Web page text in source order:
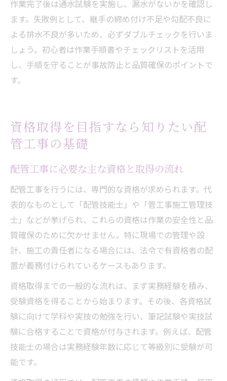
作業完了後は通水試験を実施し、漏水がないかを確認し
ます。失敗例として、継手の締め付け不足や勾配不良に
よる排水不良が多いため、必ずダブルチェックを行いま
しょう。初心者は作業手順書やチェックリストを活用
し、手順を守ることが事故防止と品質確保のポイントで
す。
資格取得を目指すなら知りたい配
管工事の基礎
配管工事に必要な主な資格と取得の流れ
配管工事を行うには、専門的な資格が求められます。代
表的なものとして「配管技能士」や「管工事施工管理技
士」などが挙げられ、これらの資格は作業の安全性と品
質確保のために欠かせません。特に現場での管理や設
計、施工の責任者になる場合には、法令で有資格者の配
置が義務付けられているケースもあります。
資格取得までの一般的な流れは、まず実務経験を積み、
受験資格を得ることから始まります。その後、各資格試
験に向けて学科や実技の勉強を行い、筆記試験や実技試
験に合格することで資格が付与されます。例えば、配管
技能士の場合は実務経験年数に応じて等級別に受験が可
能です。